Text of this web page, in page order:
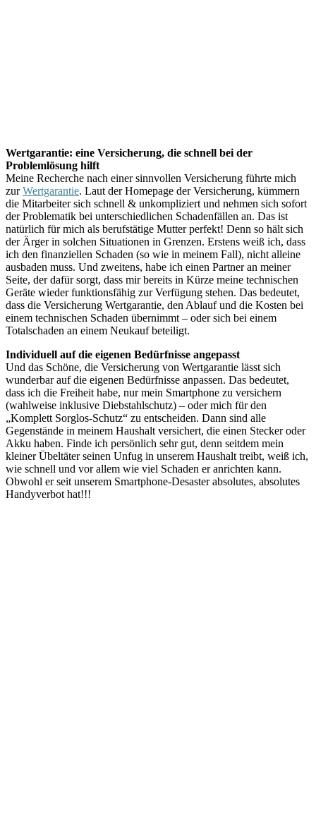
Wertgarantie: eine Versicherung, die schnell bei der
Problemlösung hilft
Meine Recherche nach einer sinnvollen Versicherung führte mich
zurWertgarantie. Laut der Homepage der Versicherung, kümmern
die Mitarbeiter sich schnell & unkompliziert und nehmen sich sofort
der Problematik bei unterschiedlichen Schadenfällen an. Das ist
natürlich für mich als berufstätige Mutter perfekt! Denn so hält sich
der Ärger in solchen Situationen in Grenzen. Erstens weiß ich, dass
ich den finanziellen Schaden (so wie in meinem Fall), nicht alleine
ausbaden muss. Und zweitens, habe ich einen Partner an meiner
Seite, der dafür sorgt, dass mir bereits in Kürze meine technischen
Geräte wieder funktionsfähig zur Verfügung stehen. Das bedeutet,
dass die Versicherung Wertgarantie, den Ablauf und die Kosten bei
einem technischen Schaden übernimmt – oder sich bei einem
Totalschaden an einem Neukauf beteiligt.
Individuell auf die eigenen Bedürfnisse angepasst
Und das Schöne, die Versicherung von Wertgarantie lässt sich
wunderbar auf die eigenen Bedürfnisse anpassen. Das bedeutet,
dass ich die Freiheit habe, nur mein Smartphone zu versichern
(wahlweise inklusive Diebstahlschutz) – oder mich für den
„Komplett Sorglos-Schutz“ zu entscheiden. Dann sind alle
Gegenstände in meinem Haushalt versichert, die einen Stecker oder
Akku haben. Finde ich persönlich sehr gut, denn seitdem mein
kleiner Übeltäter seinen Unfug in unserem Haushalt treibt, weiß ich,
wie schnell und vor allem wie viel Schaden er anrichten kann.
Obwohl er seit unserem Smartphone-Desaster absolutes, absolutes
Handyverbot hat!!!